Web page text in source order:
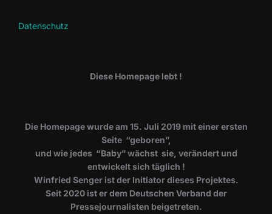
Datenschutz
Diese Homepage lebt !
Die Homepage wurde am 15. Juli 2019 mit einer ersten
Seite “geboren”,
und wie jedes “Baby” wächst sie, verändert und
entwickelt sich täglich !
Winfried Senger ist der Initiator dieses Projektes.
Seit 2020 ist er dem Deutschen Verband der
Pressejournalisten beigetreten.